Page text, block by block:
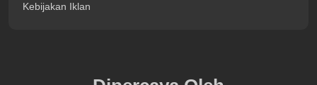
Kebijakan Iklan